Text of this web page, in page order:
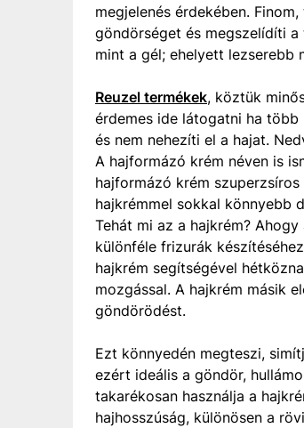
megjelenés érdekében.
göndörséget és megszelídíti
mint a gél; ehelyett lezserebb
Reuzel termékek, köztük
érdemes ide látogatni ha
és nem nehezíti el a hajat.
A hajformázó krém néven is
hajformázó krém
hajkrémmel sokkal könnyebb
Tehát mi az a hajkrém?
különféle frizurák
hajkrém segítségével
mozgással. A hajkrém másik
göndörödést.
Ezt könnyedén megteszi,
ezért ideális a göndör,
takarékosan használja a
hajhosszúság, különösen a